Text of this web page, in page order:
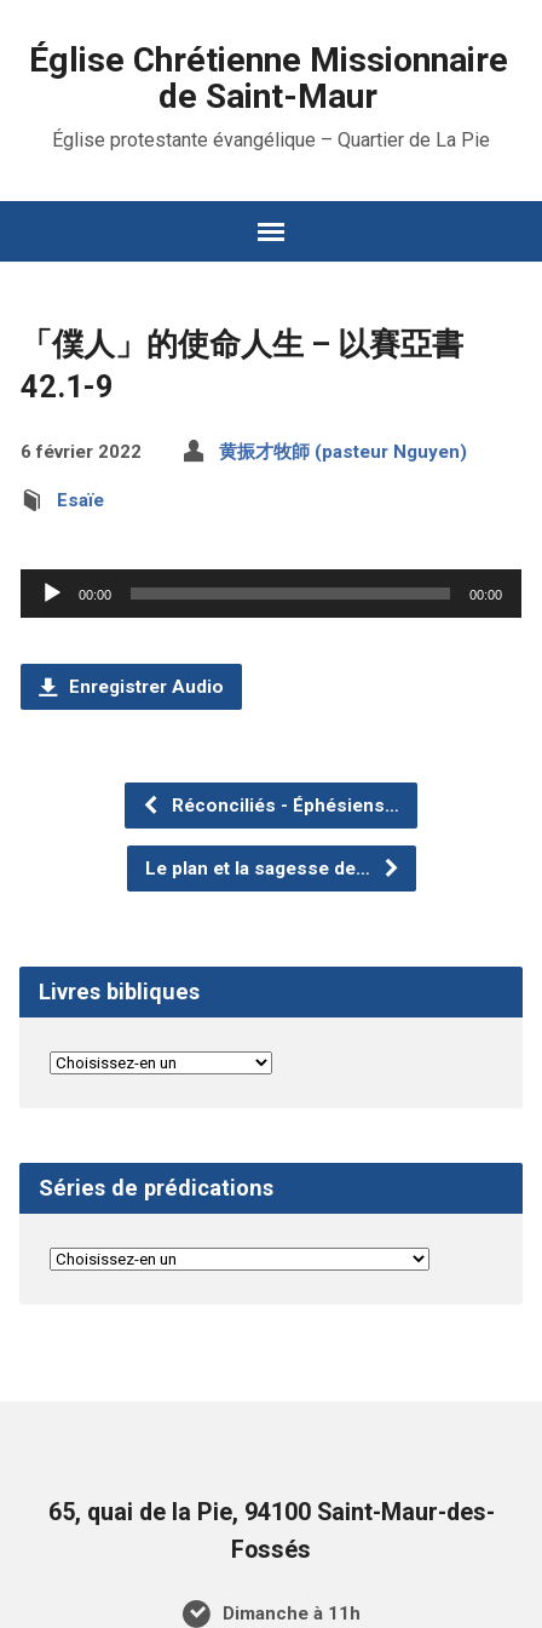
Église Chrétienne Missionnaire
de Saint-Maur
Église protestante évangélique – Quartier de La Pie
「僕人」的使命人生 – 以賽亞書
42.1-9
6 février 2022 黄振才牧師 (pasteur Nguyen)
Esaïe
Lecteur
audio
00:00 00:00
Enregistrer Audio
Réconciliés - Éphésiens…
Le plan et la sagesse de…
Livres bibliques
Séries de prédications
65, quai de la Pie, 94100 Saint-Maur-des-
Fossés
Dimanche à 11h